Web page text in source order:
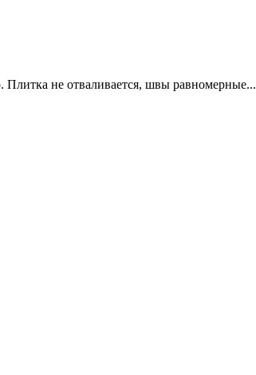
не отваливается, швы равномерные...